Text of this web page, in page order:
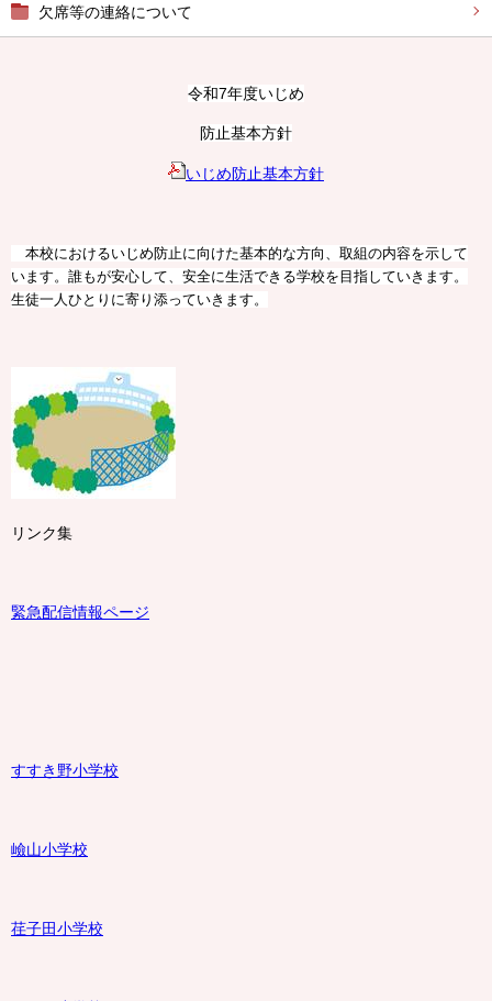
欠席等の連絡について
令和7年度いじめ
防止基本方針
いじめ防止基本方針
本校におけるいじめ防止に向けた基本的な方向、取組の内容を示して
います。誰もが安心して、安全に生活できる学校を目指していきます。
生徒一人ひとりに寄り添っていきます。
リンク集
緊急配信情報ページ
すすき野小学校
嶮山小学校
荏子田小学校